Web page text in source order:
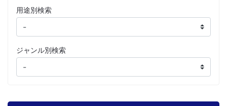
用途別検索
ジャンル別検索